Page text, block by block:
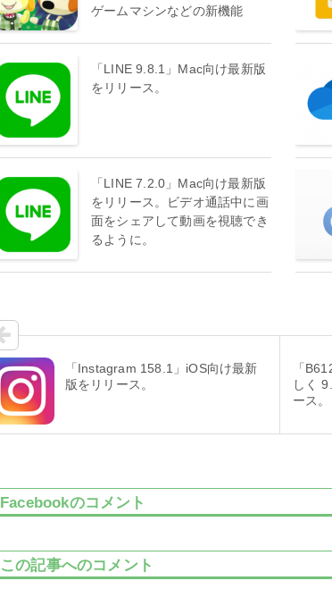
ゲームマシンなどの新機能
「LINE 9.8.1」Mac向け最新版
をリリース。
「LINE 7.2.0」Mac向け最新版
をリリース。ビデオ通話中に画
面をシェアして動画を視聴でき
るように。
「Instagram 158.1」iOS向け最新
版をリリース。
「
しく
ース。
Facebookのコメント
この記事へのコメント